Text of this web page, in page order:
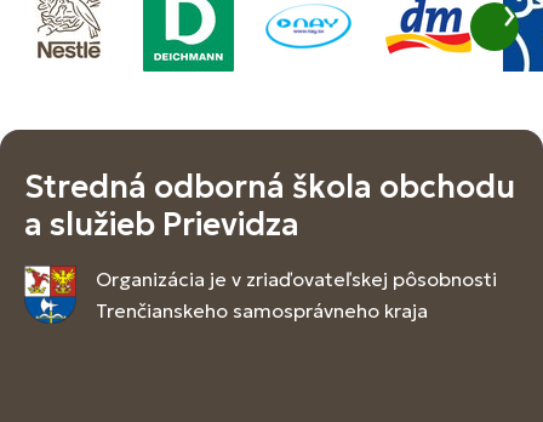
Stredná odborná škola obchodu
a služieb Prievidza
Organizácia je v zriaďovateľskej pôsobnosti
Trenčianskeho samosprávneho kraja